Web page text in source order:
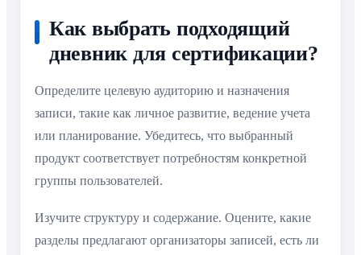
Как выбрать подходящий
дневник для сертификации?
Определите целевую аудиторию и назначения
записи, такие как личное развитие, ведение учета
или планирование. Убедитесь, что выбранный
продукт соответствует потребностям конкретной
группы пользователей.
Изучите структуру и содержание. Оцените, какие
разделы предлагают организаторы записей, есть ли